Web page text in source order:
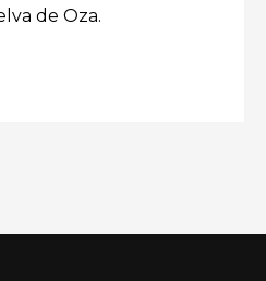
de Oza.